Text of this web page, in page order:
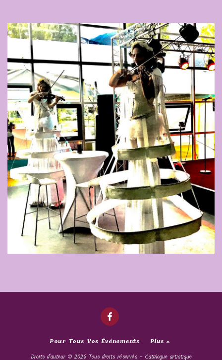
Pour Tous Vos Événements
Plus
Droits d'auteur © 2026 Tous droits réservés - Catalogue artistique